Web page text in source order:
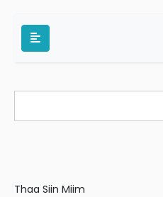
Thaa Siin Miim